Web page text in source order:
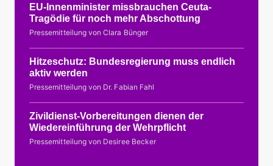
EU-Innenminister missbrauchen Ceuta-
Tragödie für noch mehr Abschottung
Pressemitteilung von Clara Bünger
Hitzeschutz: Bundesregierung muss endlich
aktiv werden
Pressemitteilung von Dr. Fabian Fahl
Zivildienst-Vorbereitungen dienen der
Wiedereinführung der Wehrpflicht
Pressemitteilung von Desiree Becker